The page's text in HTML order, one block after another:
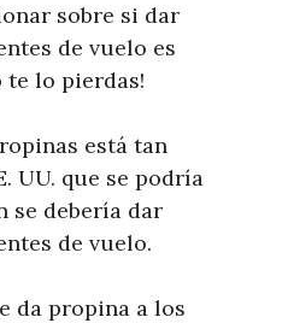
sobre si dar
de vuelo es
te lo pierdas!
está tan
UU. que se podría
se debería dar
de vuelo.
da propina a los